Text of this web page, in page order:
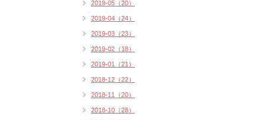
2019-05（20）
2019-04（24）
2019-03（23）
2019-02（18）
2019-01（21）
2018-12（22）
2018-11（20）
2018-10（28）